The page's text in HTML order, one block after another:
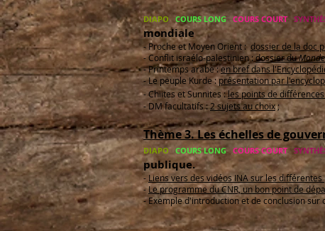
DIAPO COURS LONG COURS COURT
mondiale
- Proche et Moyen Orient : dossier de la doc
- Conflit israélo-palestinien :dossier du
- Printemps arabe :en bref dans
- Le peuple Kurde :présentation par
- Chiites et Sunnites :les points de différences
- DM facultatifs :2 sujets au choix;
Thème 3. Les échelles de
DIAPO COURS LONG COURS COURT
publique.
- Liens vers des vidéos INA sur les
-Le programme du CNR, un bon point de
- Exemple d'introduction et de conclusion sur